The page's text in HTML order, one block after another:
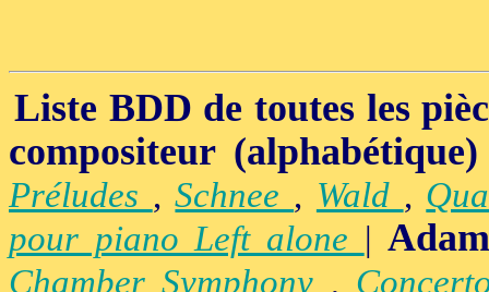
Liste BDD de toutes les
compositeur (alphabétique)
Préludes ,Schnee , Wald ,
pour piano Left alone |
Chamber Symphony ,